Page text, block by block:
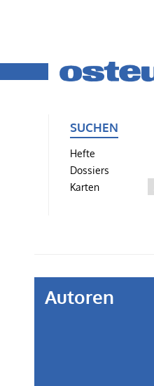
SUCHEN
Hefte
Dossiers
Karten
Autoren